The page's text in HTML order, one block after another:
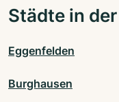
Städte in
Eggenfelden
Burghausen